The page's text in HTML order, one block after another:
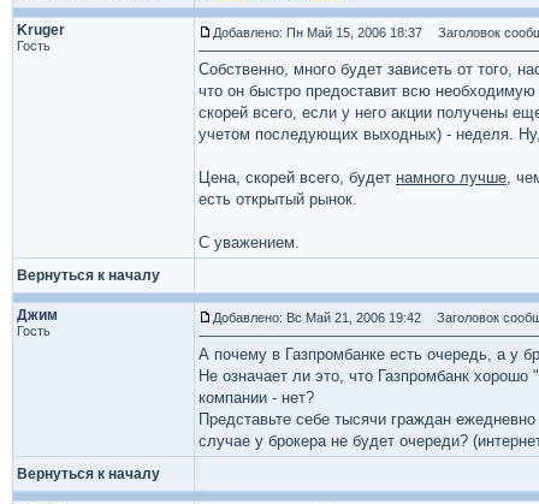
Kruger
Гость
Добавлено: Пн Май 15, 2006 18:37 Заголовок
Собственно, много будет зависеть от того,
что он быстро предоставит всю
скорей всего, если у него акции получены
учетом последующих выходных) - неделя.
Цена, скорей всего, будет намного лучше,
есть открытый рынок.
С уважением.
Вернуться к началу
Джим
Гость
Добавлено: Вс Май 21, 2006 19:42 Заголовок
А почему в Газпромбанке есть очередь, а у
Не означает ли это, что Газпромбанк хорошо
компании - нет?
Представьте себе тысячи граждан
случае у брокера не будет очереди?
Вернуться к началу